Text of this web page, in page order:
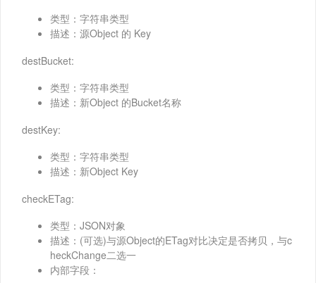
类型：字符串类型
描述：源Object 的 Key
destBucket:
类型：字符串类型
描述：新Object 的Bucket名称
destKey:
类型：字符串类型
描述：新Object Key
checkETag:
类型：JSON对象
描述：(可选)与源Object的ETag对比决定是否拷贝，与c
heckChange二选一
内部字段：